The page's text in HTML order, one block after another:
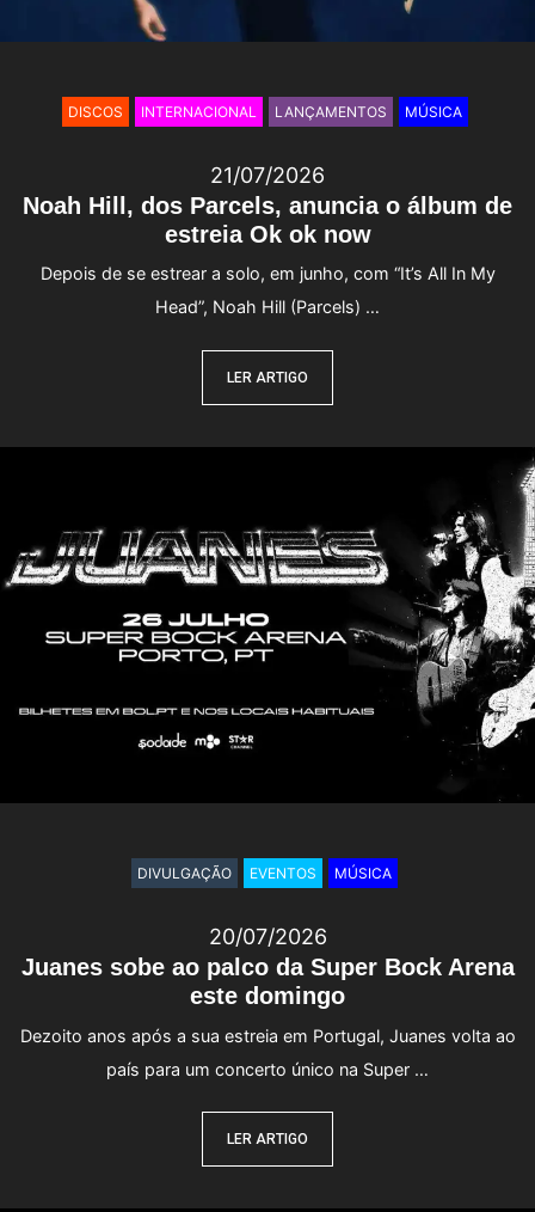
Noah Hill, dos Parcels, anuncia o álbum de
estreia Ok ok now
21/07/2026
Depois de se estrear a solo, em junho, com “It’s All In My
Head”, Noah Hill (Parcels) …
LER ARTIGO
DISCOS INTERNACIONAL LANÇAMENTOS MÚSICA
Juanes sobe ao palco da Super Bock Arena
este domingo
20/07/2026
Dezoito anos após a sua estreia em Portugal, Juanes volta ao
país para um concerto único na Super …
LER ARTIGO
DIVULGAÇÃO EVENTOS MÚSICA